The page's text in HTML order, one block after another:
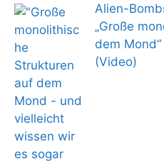
Alien-
„Große
dem
(Video)